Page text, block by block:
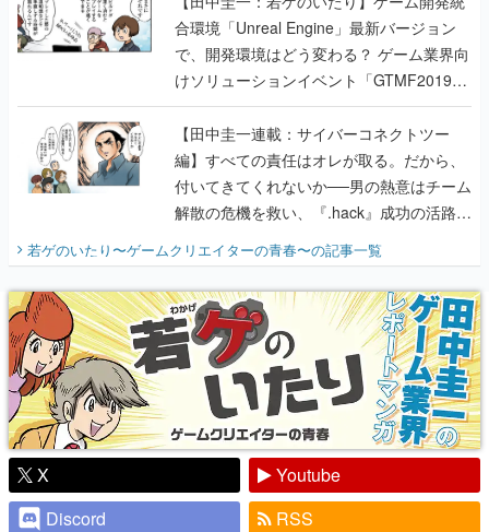
合環境「Unreal Engine」最新バージョン
で、開発環境はどう変わる？ ゲーム業界向
けソリューションイベント「GTMF2019」
に行って、より理解を深めよう【PR】
【田中圭一連載：サイバーコネクトツー
編】すべての責任はオレが取る。だから、
付いてきてくれないか──男の熱意はチーム
解散の危機を救い、『.hack』成功の活路を
『少年ジャンプ』色だった【若ゲのいた
り】
若ゲのいたり〜ゲームクリエイターの青春〜の記事一覧
X
Youtube
Discord
RSS